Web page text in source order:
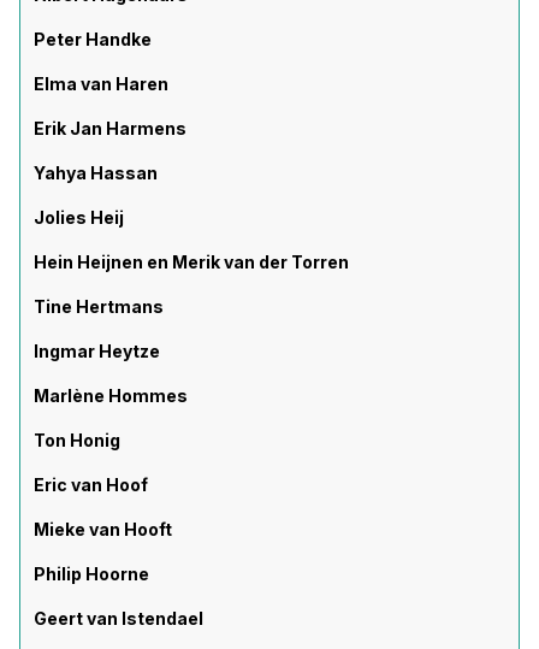
Peter Handke
Elma van Haren
Erik Jan Harmens
Yahya Hassan
Jolies Heij
Hein Heijnen en Merik van der Torren
Tine Hertmans
Ingmar Heytze
Marlène Hommes
Ton Honig
Eric van Hoof
Mieke van Hooft
Philip Hoorne
Geert van Istendael